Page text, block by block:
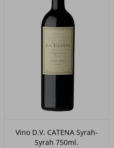
Vino D.V. CATENA Syrah-
Syrah 750ml.